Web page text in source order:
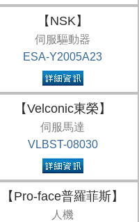
【NSK】
伺服驅動器
ESA-Y2005A23
【Velconic東榮】
伺服馬達
VLBST-08030
【Pro-face普羅菲斯】
人機